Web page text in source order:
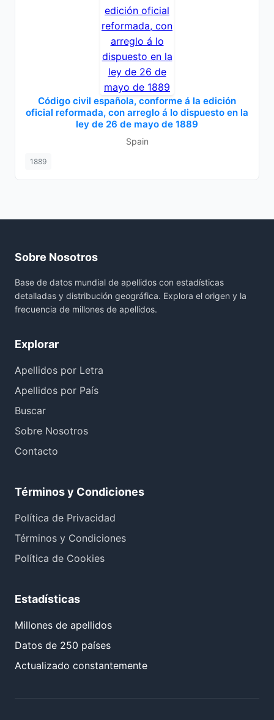
Código civil española, conforme á la edición
oficial reformada, con arreglo á lo dispuesto en la
ley de 26 de mayo de 1889
Spain
1889
Sobre Nosotros
Base de datos mundial de apellidos con estadísticas
detalladas y distribución geográfica. Explora el origen y la
frecuencia de millones de apellidos.
Explorar
Apellidos por Letra
Apellidos por País
Buscar
Sobre Nosotros
Contacto
Términos y Condiciones
Política de Privacidad
Términos y Condiciones
Política de Cookies
Estadísticas
Millones de apellidos
Datos de 250 países
Actualizado constantemente